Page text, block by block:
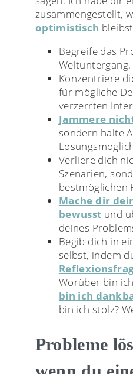
zusammengestellt,
optimistisch
Begreife das
Weltuntergang.
Konzentriere
für mögliche
verzerrten
Jammere
sondern halte
Verliere dich
Szenarien,
bestmöglichen
Mache dir
bewusst und
deines
Begib dich in
selbst, indem
Worüber bin
bin ich
bin ich stolz?
Probleme